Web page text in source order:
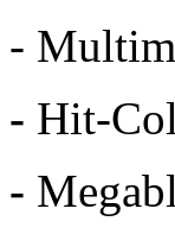
-
- Hit-
-